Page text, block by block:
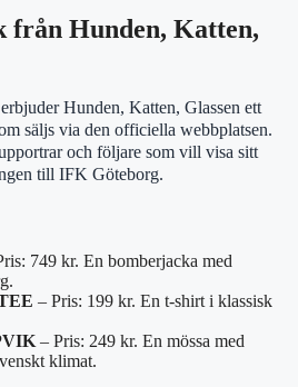
från Hunden, Katten,
Hunden, Katten, Glassen ett
säljs via den officiella webbplatsen.
och följare som vill visa sitt
till IFK Göteborg.
749 kr. En bomberjacka med
– Pris: 199 kr. En t-shirt i klassisk
– Pris: 249 kr. En mössa med
klimat.